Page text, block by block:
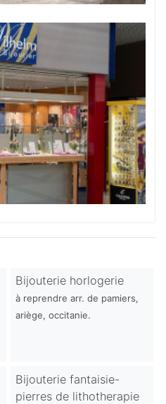
Bijouterie horlogerie
à reprendre arr. de pamiers,
ariège, occitanie.
Bijouterie fantaisie-
pierres de lithotherapie